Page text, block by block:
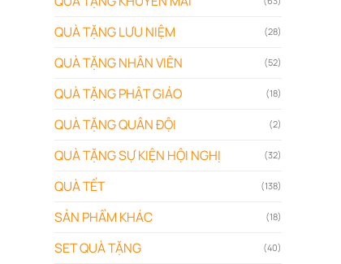
QUÀ TẶNG LƯU NIỆM (28)
QUÀ TẶNG NHÂN VIÊN (52)
QUÀ TẶNG PHẬT GIÁO (18)
QUÀ TẶNG QUÂN ĐỘI (2)
QUÀ TẶNG SỰ KIỆN HỘI NGHỊ (32)
QUÀ TẾT (138)
SẢN PHẨM KHÁC (18)
SET QUÀ TẶNG (40)